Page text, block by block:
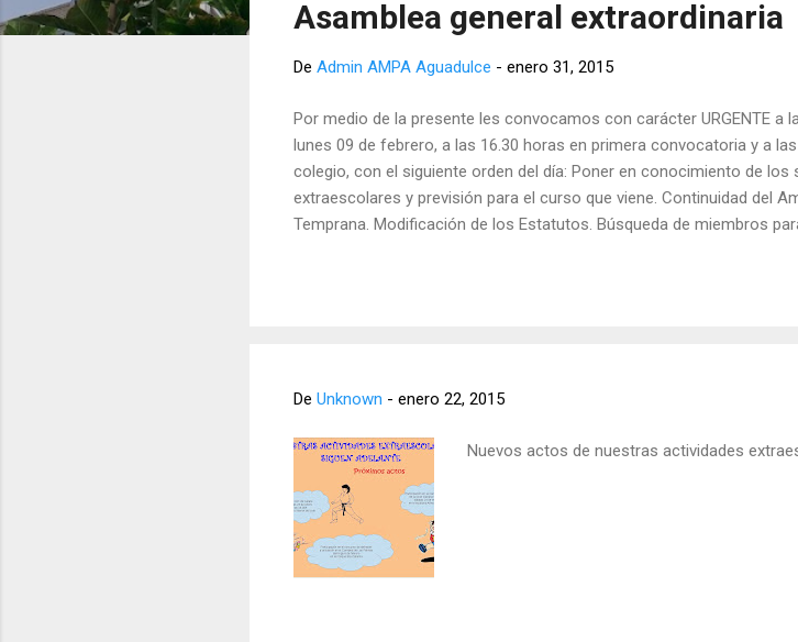
Asamblea general extraordinaria
De Admin AMPA Aguadulce - enero 31, 2015
Por medio de la presente les convocamos con carácter URGENTE a
lunes 09 de febrero, a las 16.30 horas en primera convocatoria y a
colegio, con el siguiente orden del día: Poner en conocimiento de
extraescolares y previsión para el curso que viene. Continuidad del
Temprana. Modificación de los Estatutos. Búsqueda de miembros
que se queden en el patio, con el fin de que las familias puedan
De Unknown - enero 22, 2015
Nuevos actos de nuestras actividades